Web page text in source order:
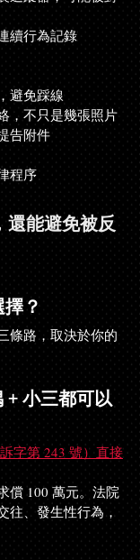
續行為記錄
避免踩線
，不只是幾張照片
告附件
程序
還能避免被反
？
條路，取決於你的
+ 小三都可以
字第 243 號）直接
償 100 萬元。法院
往、發生性行為，